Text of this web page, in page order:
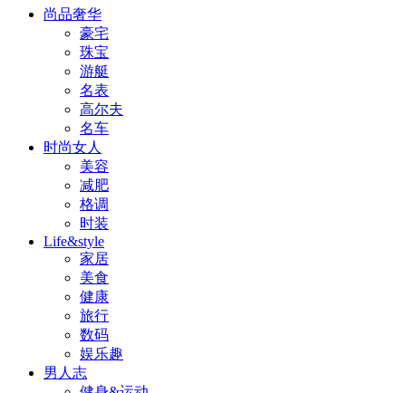
尚品奢华
豪宅
珠宝
游艇
名表
高尔夫
名车
时尚女人
美容
减肥
格调
时装
Life&style
家居
美食
健康
旅行
数码
娱乐趣
男人志